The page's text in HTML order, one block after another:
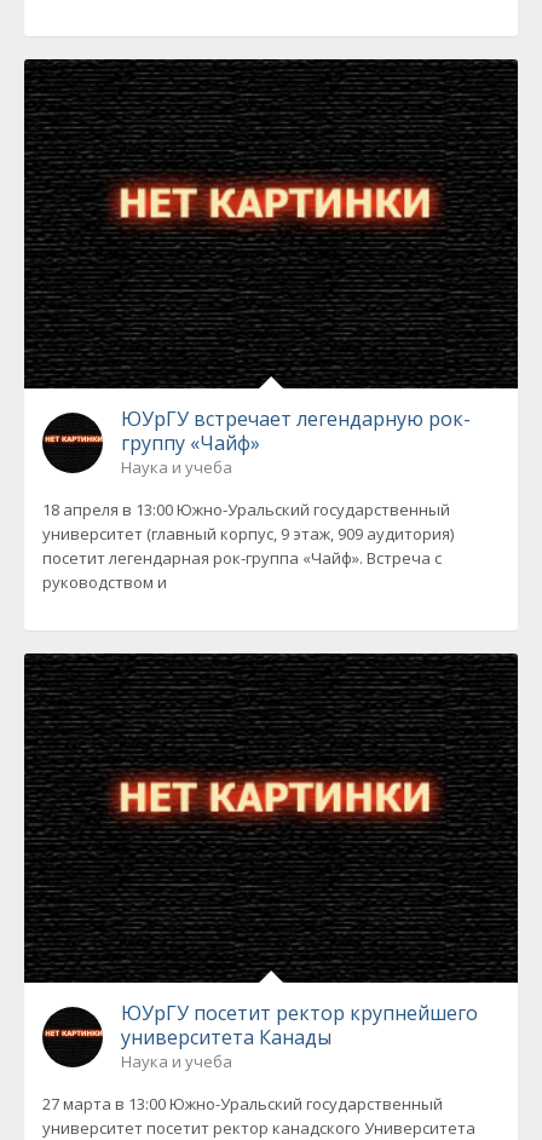
ЮУрГУ встречает легендарную рок-
группу «Чайф»
Наука и учеба
18 апреля в 13:00 Южно-Уральский государственный
университет (главный корпус, 9 этаж, 909 аудитория)
посетит легендарная рок-группа «Чайф». Встреча с
руководством и
ЮУрГУ посетит ректор крупнейшего
университета Канады
Наука и учеба
27 марта в 13:00 Южно-Уральский государственный
университет посетит ректор канадского Университета